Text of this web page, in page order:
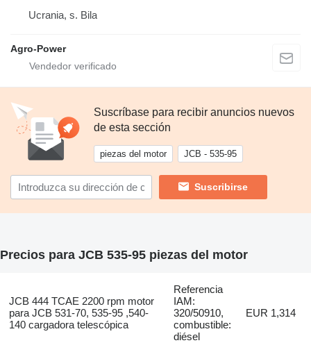
Ucrania, s. Bila
Agro-Power
Suscríbase para recibir anuncios nuevos
de esta sección
piezas del motor JCB - 535-95
Suscribirse
Precios para JCB 535-95 piezas del motor
JCB 444 TCAE 2200 rpm motor
para JCB 531-70, 535-95 ,540-
140 cargadora telescópica
Referencia
IAM:
320/50910,
combustible:
diésel
EUR 1,314